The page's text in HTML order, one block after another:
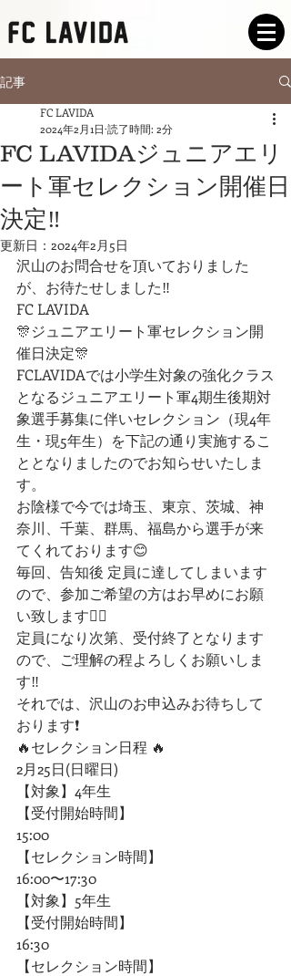
記事
FC LAVIDAジュニアエリ
ート軍セレクション開催日
決定‼️
FC LAVIDA
2024年2月1日 読了時間: 2分
更新日： 2024年2月5日
沢山のお問合せを頂いておりました
が、お待たせしました‼️
FC LAVIDA
🎊ジュニアエリート軍セレクション開
催日決定🎊
FCLAVIDAでは小学生対象の強化クラス
となるジュニアエリート軍4期生後期対
象選手募集に伴いセレクション（現4年
生・現5年生）を下記の通り実施するこ
ととなりましたのでお知らせいたしま
す。
お陰様で今では埼玉、東京、茨城、神
奈川、千葉、群馬、福島から選手が来
てくれております😊
毎回、告知後 定員に達してしまいます
ので、参加ご希望の方はお早めにお願
い致します🙇‍♂️
定員になり次第、受付終了となります
ので、ご理解の程よろしくお願いしま
す‼️
それでは、沢山のお申込みお待ちして
おります❗️
🔥セレクション日程 🔥
2月25日(日曜日)
【対象】4年生
【受付開始時間】
15:00
【セレクション時間】
16:00〜17:30
【対象】5年生
【受付開始時間】
16:30
【セレクション時間】